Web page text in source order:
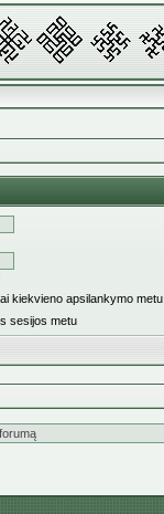
kiekvieno apsilankymo metu
sesijos metu